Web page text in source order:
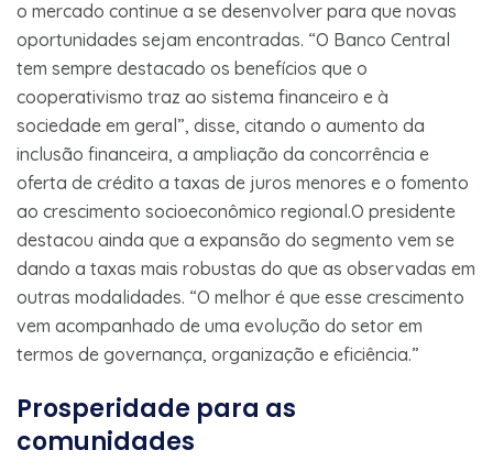
o mercado continue a se desenvolver para que novas
oportunidades sejam encontradas. “O Banco Central
tem sempre destacado os benefícios que o
cooperativismo traz ao sistema financeiro e à
sociedade em geral”, disse, citando o aumento da
inclusão financeira, a ampliação da concorrência e
oferta de crédito a taxas de juros menores e o fomento
ao crescimento socioeconômico regional.O presidente
destacou ainda que a expansão do segmento vem se
dando a taxas mais robustas do que as observadas em
outras modalidades. “O melhor é que esse crescimento
vem acompanhado de uma evolução do setor em
termos de governança, organização e eficiência.”
Prosperidade para as
comunidades